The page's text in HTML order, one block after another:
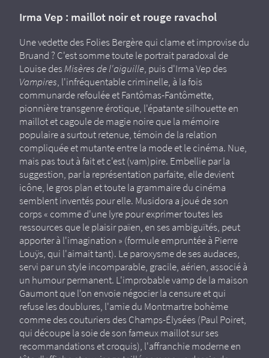
Irma Vep : maillot noir et rouge ravachol
Une vedette des Folies Bergère qui clame et improvise du
Bruand ? C'est somme toute le portrait paradoxal de
Louise desMisères de l'aiguille, puis d'Irma Vep des
Vampires, l'infréquentable criminelle, à la fois
communarde refoulée et Fantômas-Fantômette,
pionnière transgenre érotique, l'épatante silhouette en
maillot et cagoule de magie noire que la mémoire
populaire a surtout retenue, témoin de la relation
compliquée et mutante entre la mode et le cinéma. Nue,
mais pas tout à fait et c'est (vam)pire. Embellie par la
suggestion, par la représentation parfaite, elle devient
icône, le gros plan et toute la grammaire du cinéma
semblent inventés pour elle. Musidora a joué de son
corps « comme d'une lyre pour exprimer toutes les
ressources que le plaisir païen, en ses ambiguïtés, peut
apporter à l'imagination » (formule empruntée à Pierre
Louÿs, qui l'aimait tant). Le paroxysme de ses audaces,
servi par un style incomparable, gracile, aérien, associé à
un humour permanent. L'improbable vamp de la maison
Gaumont que l'on envoie négocier la censure et qui
refuse les doublures, l'amie du Montmartre bohème
comme des couturiers des Champs-Élysées (Paul Poiret,
qui découpe la soie de son fameux maillot sur ses
recommandations et croquis), l'affranchie moderne en